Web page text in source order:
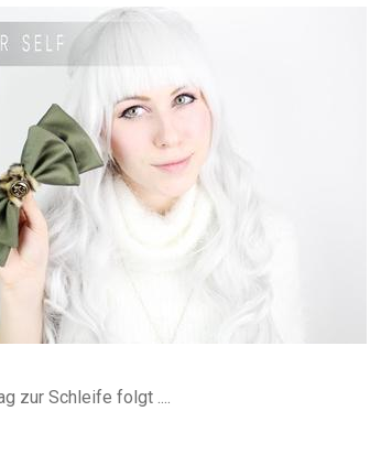
zur Schleife folgt ....